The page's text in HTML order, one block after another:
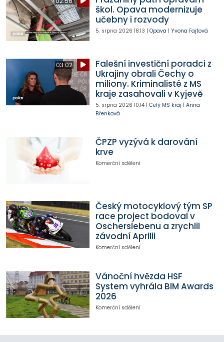
škol. Opava modernizuje
učebny i rozvody
5. srpna 2026 18:13 | Opava | Yvona Fajtová
03:02
Falešní investiční poradci z
Ukrajiny obrali Čechy o
miliony. Kriminalisté z MS
kraje zasahovali v Kyjevě
5. srpna 2026 10:14| Celý MS kraj | Anna
Břenková
ČPZP vyzývá k darování
krve
Komerční sdělení
Český motocyklový tým SP
race project bodoval v
Oscherslebenu a zrychlil
závodní Aprilii
Komerční sdělení
Vánoční hvězda HSF
System vyhrála BIM Awards
2026
Komerční sdělení